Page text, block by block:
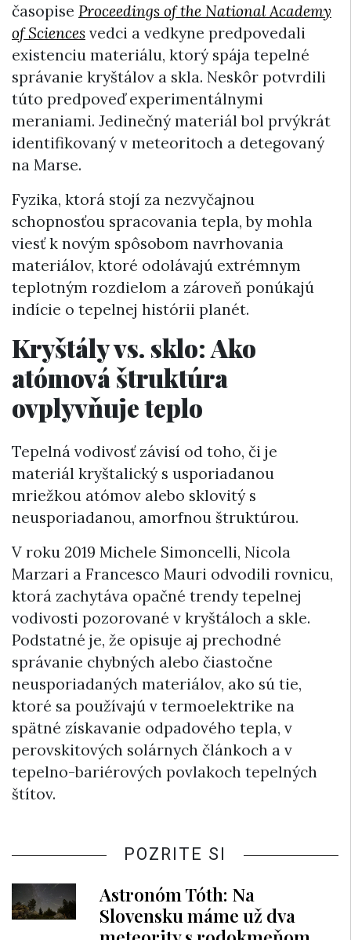
časopise Proceedings of the National Academy
of Sciences vedci a vedkyne predpovedali
existenciu materiálu, ktorý spája tepelné
správanie kryštálov a skla. Neskôr potvrdili
túto predpoveď experimentálnymi
meraniami. Jedinečný materiál bol prvýkrát
identifikovaný v meteoritoch a detegovaný
na Marse.
Fyzika, ktorá stojí za nezvyčajnou
schopnosťou spracovania tepla, by mohla
viesť k novým spôsobom navrhovania
materiálov, ktoré odolávajú extrémnym
teplotným rozdielom a zároveň ponúkajú
indície o tepelnej histórii planét.
Kryštály vs. sklo: Ako
atómová štruktúra
ovplyvňuje teplo
Tepelná vodivosť závisí od toho, či je
materiál kryštalický s usporiadanou
mriežkou atómov alebo sklovitý s
neusporiadanou, amorfnou štruktúrou.
V roku 2019 Michele Simoncelli, Nicola
Marzari a Francesco Mauri odvodili rovnicu,
ktorá zachytáva opačné trendy tepelnej
vodivosti pozorované v kryštáloch a skle.
Podstatné je, že opisuje aj prechodné
správanie chybných alebo čiastočne
neusporiadaných materiálov, ako sú tie,
ktoré sa používajú v termoelektrike na
spätné získavanie odpadového tepla, v
perovskitových solárnych článkoch a v
tepelno-bariérových povlakoch tepelných
štítov.
POZRITE SI
Astronóm Tóth: Na
Slovensku máme už dva